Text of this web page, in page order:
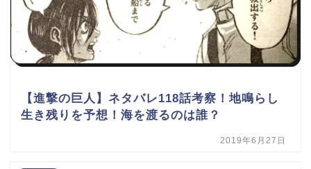
【進撃の巨人】ネタバレ118話考察！地鳴らし
生き残りを予想！海を渡るのは誰？
2019年6月27日